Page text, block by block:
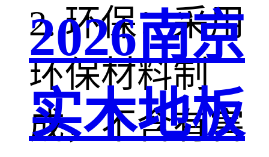
2. 环保：采用
环保材料制
成，不含有害
2026南京
实木地板